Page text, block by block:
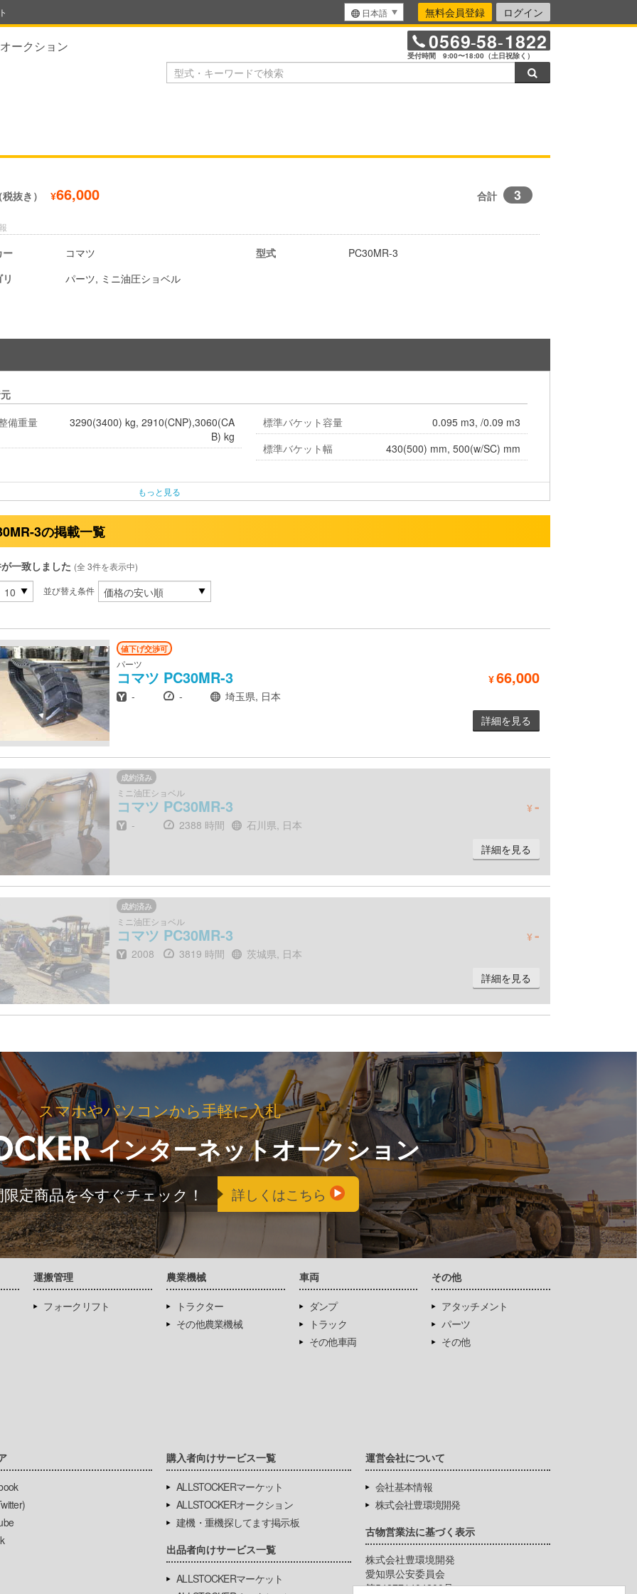
日本語 無料会員登録 ログイン
オークション 0569-58-1822
受付時間 9:00〜18:00（土日祝除く）
抜き） ¥66,000 合計 3
ー
コマツ
パーツ, ミニ油圧ショベル
型式 PC30MR-3
備重量
3290(3400) kg, 2910(CNP),3060(CA
B) kg
標準バケット容量
0.095 m3, /0.09 m3
標準バケット幅
430(500) mm, 500(w/SC) mm
もっと見る
3の掲載一覧
一致しました (全 3件を表示中)
並び替え条件
値下げ交渉可
パーツ
コマツ PC30MR-3 ¥66,000
年式
- 時間
- 場所
埼玉県, 日本
詳細を見る
成約済み
ミニ油圧ショベル
コマツ PC30MR-3 ¥-
年式
- 時間
2388 時間 場所
石川県, 日本
詳細を見る
成約済み
ミニ油圧ショベル
コマツ PC30MR-3 ¥-
年式
2008 時間
3819 時間 場所
茨城県, 日本
詳細を見る
スマホやパソコンから手軽に入札
インターネットオークション
定商品を今すぐチェック！ 詳しくはこちら
運搬管理
フォークリフト
農業機械
トラクター
その他農業機械
車両
ダンプ
トラック
その他車両
その他
アタッチメント
パーツ
その他
購入者向けサービス一覧
ALLSTOCKERマーケット
ALLSTOCKERオークション
建機・重機探してます掲示板
出品者向けサービス一覧
ALLSTOCKERマーケット
運営会社について
会社基本情報
株式会社豊環境開発
古物営業法に基づく表示
株式会社豊環境開発
愛知県公安委員会
第542771404200号